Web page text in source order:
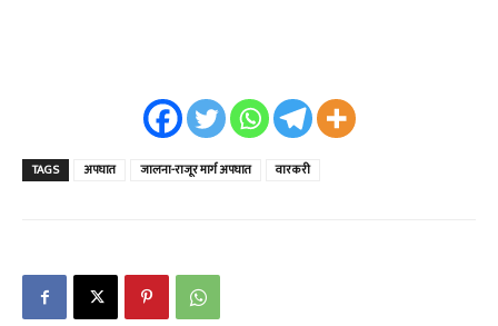
TAGS अपघात जालना-राजूर मार्ग अपघात वारकरी